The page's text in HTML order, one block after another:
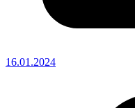
16.01.2024